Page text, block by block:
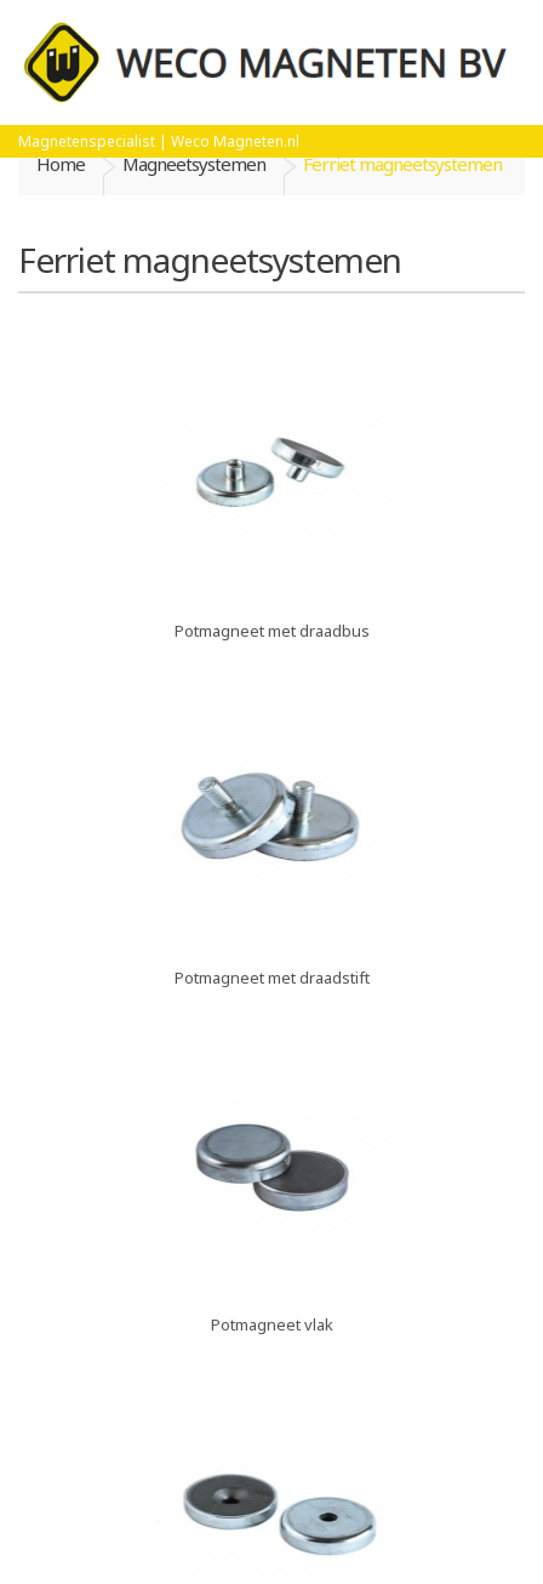
Magnetenspecialist | Weco Magneten.nl
Home Magneetsystemen Ferriet magneetsystemen
Ferriet magneetsystemen
Potmagneet met draadbus
Potmagneet met draadstift
Potmagneet vlak